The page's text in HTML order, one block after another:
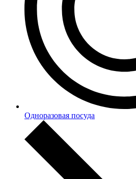
Одноразовая посуда